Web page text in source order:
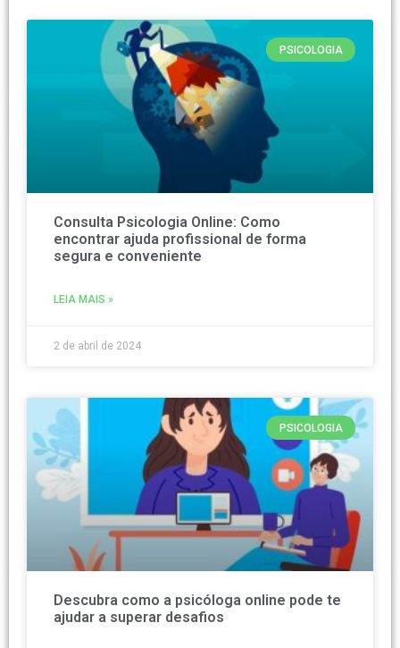
PSICOLOGIA
Consulta Psicologia Online: Como
encontrar ajuda profissional de forma
segura e conveniente
LEIA MAIS »
2 de abril de 2024
PSICOLOGIA
Descubra como a psicóloga online pode te
ajudar a superar desafios